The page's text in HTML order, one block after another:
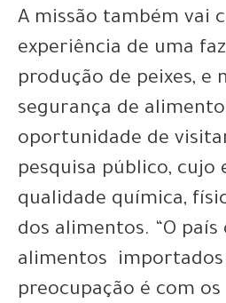
A missão também vai
experiência de uma
produção de peixes, e
segurança de
oportunidade de
pesquisa público, cujo
qualidade química,
dos alimentos. “O país
alimentos importados
preocupação é com